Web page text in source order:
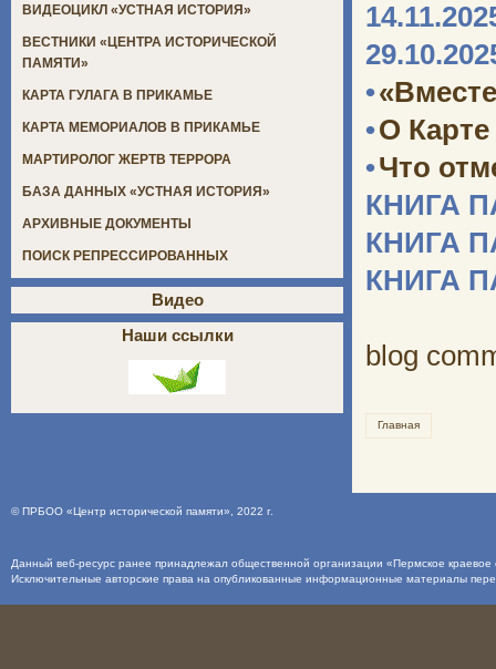
•
•О
•Что
КНИГА
КНИГА
КНИГА
blog
Главная
ВИДЕОЦИКЛ «УСТНАЯ ИСТОРИЯ»
ВЕСТНИКИ «ЦЕНТРА ИСТОРИЧЕСКОЙ
ПАМЯТИ»
КАРТА ГУЛАГА В ПРИКАМЬЕ
КАРТА МЕМОРИАЛОВ В ПРИКАМЬЕ
МАРТИРОЛОГ ЖЕРТВ ТЕРРОРА
БАЗА ДАННЫХ «УСТНАЯ ИСТОРИЯ»
АРХИВНЫЕ ДОКУМЕНТЫ
ПОИСК РЕПРЕССИРОВАННЫХ
Видео
Наши ссылки
©ПРБОО «Центр исторической памяти» , 2022 г.
Данный веб-ресурс ранее принадлежал общественной организации «Пермское
Исключительные авторские права на опубликованные информационные материалы